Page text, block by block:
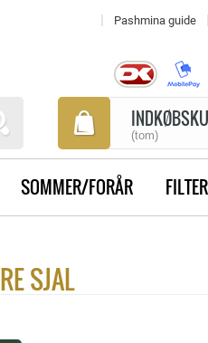
Pashmina guide
(tom)
SOMMER/FORÅR FILTER
SJAL